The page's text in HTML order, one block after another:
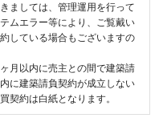
ましては、管理運用を行って
ムエラー等により、ご覧戴い
している場合もございますの
月以内に売主との間で建築請
に建築請負契約が成立しない
契約は白紙となります。